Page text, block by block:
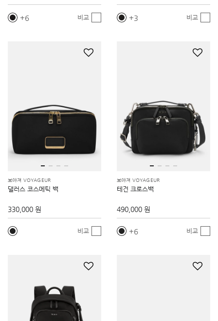
6 비교 3 비교
보야져 VOYAGEUR
댈러스 코스메틱 백
330,000 원
비교
보야져 VOYAGEUR
테건 크로스백
490,000 원
6 비교